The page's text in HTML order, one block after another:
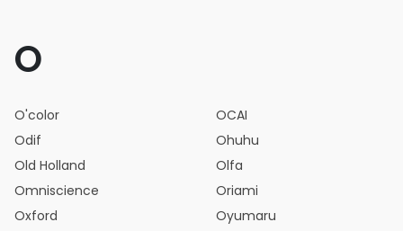
O
O'color
OCAI
Odif
Ohuhu
Old Holland
Olfa
Omniscience
Oriami
Oxford
Oyumaru